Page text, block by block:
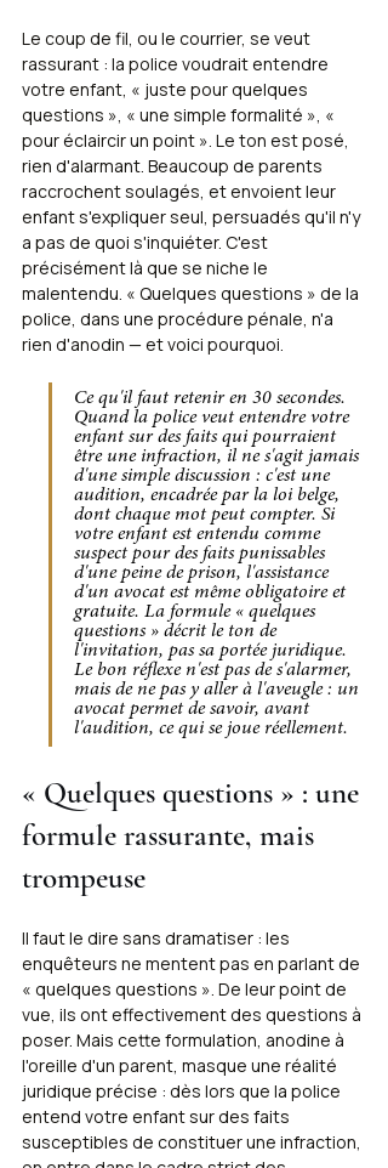
Le coup de fil, ou le courrier, se veut
rassurant : la police voudrait entendre
votre enfant, « juste pour quelques
questions », « une simple formalité », «
pour éclaircir un point ». Le ton est posé,
rien d'alarmant. Beaucoup de parents
raccrochent soulagés, et envoient leur
enfant s'expliquer seul, persuadés qu'il n'y
a pas de quoi s'inquiéter. C'est
précisément là que se niche le
malentendu. « Quelques questions » de la
police, dans une procédure pénale, n'a
rien d'anodin — et voici pourquoi.
Ce qu'il faut retenir en 30 secondes.
Quand la police veut entendre votre
enfant sur des faits qui pourraient
être une infraction, il ne s'agit jamais
d'une simple discussion : c'est une
audition, encadrée par la loi belge,
dont chaque mot peut compter. Si
votre enfant est entendu comme
suspect pour des faits punissables
d'une peine de prison, l'assistance
d'un avocat est même obligatoire et
gratuite. La formule « quelques
questions » décrit le ton de
l'invitation, pas sa portée juridique.
Le bon réflexe n'est pas de s'alarmer,
mais de ne pas y aller à l'aveugle : un
avocat permet de savoir, avant
l'audition, ce qui se joue réellement.
« Quelques questions » : une
formule rassurante, mais
trompeuse
Il faut le dire sans dramatiser : les
enquêteurs ne mentent pas en parlant de
« quelques questions ». De leur point de
vue, ils ont effectivement des questions à
poser. Mais cette formulation, anodine à
l'oreille d'un parent, masque une réalité
juridique précise : dès lors que la police
entend votre enfant sur des faits
susceptibles de constituer une infraction,